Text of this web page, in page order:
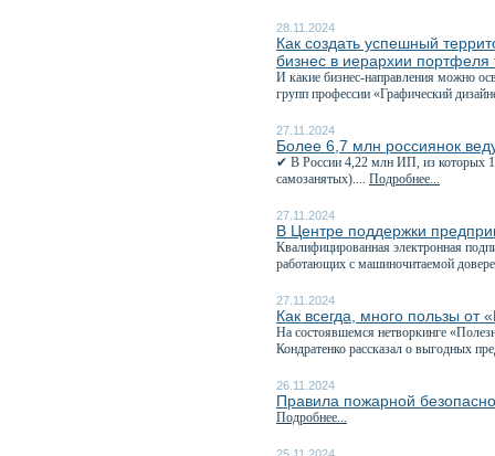
28.11.2024
Как создать успешный
бизнес в иерархии портфеля
И какие бизнес-направления можно
групп профессии «Графический
27.11.2024
Более 6,7 млн россиянок
✔ В России 4,22 млн ИП, из которых
самозанятых).... Подробнее...
27.11.2024
В Центре поддержки
Квалифицированная электронная
работающих с машиночитаемой
27.11.2024
Как всегда, много пользы от
На состоявшемся нетворкинге
Кондратенко рассказал о выгодных
26.11.2024
Правила пожарной
Подробнее...